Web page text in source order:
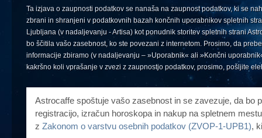
Ta izjava o zaupnosti podatkov se nanaša na zaupnost podatkov, ki se
zbrani in shranjeni v podatkovnih bazah končnih uporabnikov spletnih
Ljubljana (v nadaljevanju - Artisa) kot ponudnik storitev spletnih strani
bo ščitila vašo zasebnost, ko ste povezani z internetom. Prosimo, da
informacije zbiramo (v nadaljevanju – »Uporabnik« ali »Končni
kakršno koli vprašanje v zvezi z zaupnostjo podatkov, prosimo, pošljite
Astrocaffe spoštuje vašo zasebnost in se zavezuje, da bo
registracijo, izračun horoskopa in nakup na spletnem
z Zakonom o varstvu osebnih podatkov (ZVOP-1-UPB1),